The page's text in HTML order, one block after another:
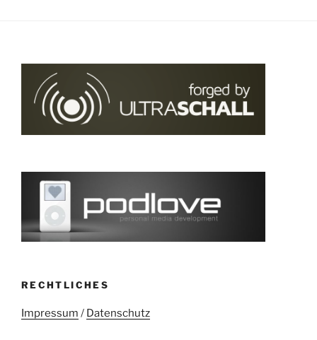
RECHTLICHES
Impressum / Datenschutz